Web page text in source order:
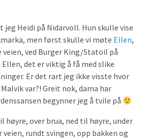
Heidi på Nidarvoll. Hun skulle vise
men først skulle vi møte Ellen,
ved Burger King/Statoil på
Ellen, det er viktig å få med slike
Er det rart jeg ikke visste hvor
var?! Greit nok, dama har
begynner jeg å tvile på
høyre, over brua, ned til høyre, under
veien, rundt svingen, opp bakken og